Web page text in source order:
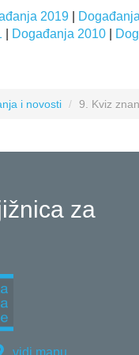
2019
Događanja 2010
i novosti / 9. Kviz
za
vidi mapu